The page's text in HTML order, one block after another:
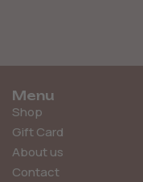
Menu
Shop
Gift Card
About us
Contact